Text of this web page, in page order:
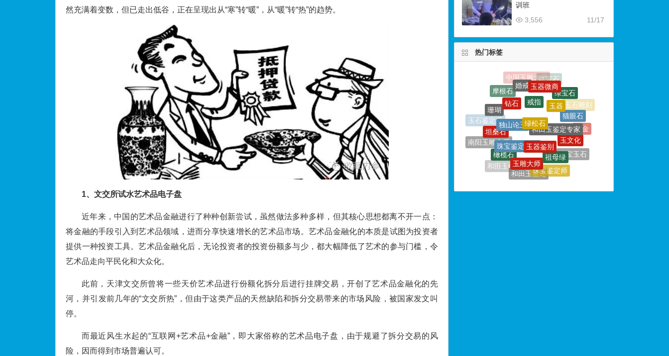
然充满着变数，但已走出低谷，正在呈现出从“寒”转“暖”，从“暖”转“热”的趋势。
1、 文交所试水艺术品电子盘
近年来，中国的艺术品金融进行了种种创新尝试，虽然做法多种多样，但其核心思想都离不开一点：
将金融的手段引入到艺术品领域，进而分享快速增长的艺术品市场。艺术品金融化的本质是试图为投资者
提供一种投资工具。艺术品金融化后，无论投资者的投资份额多与少，都大幅降低了艺术的参与门槛，令
艺术品走向平民化和大众化。
此前，天津文交所曾将一些天价艺术品进行份额化拆分后进行挂牌交易，开创了艺术品金融化的先
河，并引发前几年的“文交所热”，但由于这类产品的天然缺陷和拆分交易带来的市场风险，被国家发文叫
停。
而最近风生水起的“互联网+艺术品+金融”，即大家俗称的艺术品电子盘，由于规避了拆分交易的风
险，因而得到市场普遍认可。
训班
11/17
3,556
热门标签
玉器微商
玉石鉴定师
珊瑚
钻石
戒指
玉器
猫眼石
黄金
玉器鉴定师
珠宝
玉器鉴定
南阳玉雕大师
坦桑石
独山论玉 绿松石
和田玉鉴定专家
玉文化
珠宝玉石
宝石
红纹石
玉石
和田玉收藏
橄榄石
珠宝鉴定培训玉器鉴别
祖母绿
珠宝鉴定师
和田玉鉴定
玉雕大师